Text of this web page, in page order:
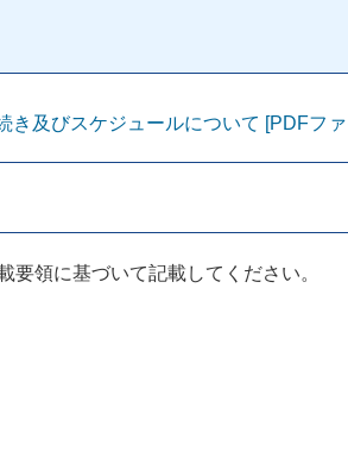
き及びスケジュールについて [PDFフ
要領に基づいて記載してください。